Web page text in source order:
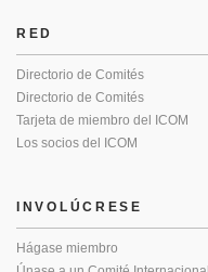
RED
Directorio de Comités
Directorio de Comités
Tarjeta de miembro del ICOM
Los socios del ICOM
INVOLÚCRESE
Hágase miembro